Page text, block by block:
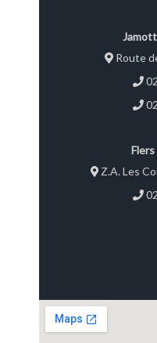
Route
Z.A. Les